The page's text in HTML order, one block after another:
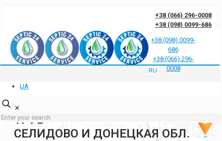
+38 (066) 296-0008
+38 (098) 0099-686
Отзывы клиентов о нас Ответы на частые вопросы Блог
Контакты
Политика конфиденциальности
+38 (098) 0099-
686
+38 (066) 296-
0008
RU
UA
✕
ГИДРОДИНАМИЧЕСКАЯ
ПРОЧИСТКА КАНАЛИЗАЦИИ И
ТРУБ
СЕЛИДОВО И ДОНЕЦКАЯ ОБЛ.